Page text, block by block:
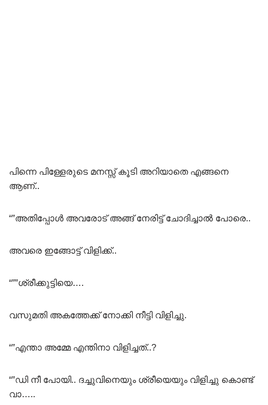
പിന്നെ പിള്ളേരുടെ മനസ്സ് കൂടി അറിയാതെ എങ്ങനെ
ആണ്..
“”അതിപ്പോൾ അവരോട് അങ്ങ് നേരിട്ട് ചോദിച്ചാൽ പോരെ..
അവരെ ഇങ്ങോട്ട് വിളിക്ക്..
“””ശ്രീക്കുട്ടിയെ….
വസുമതി അകത്തേക്ക് നോക്കി നീട്ടി വിളിച്ചു.
“”എന്താ അമ്മേ എന്തിനാ വിളിച്ചത്..?
“”ഡി നീ പോയി.. ദച്ചുവിനെയും ശ്രീയെയും വിളിച്ചു കൊണ്ട്
വാ…..